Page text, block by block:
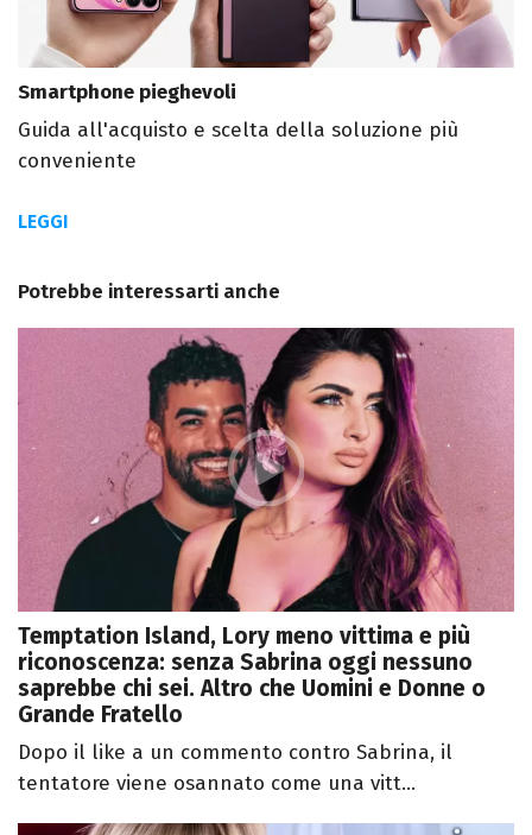
Smartphone pieghevoli
Guida all'acquisto e scelta della soluzione più
conveniente
LEGGI
Potrebbe interessarti anche
Temptation Island, Lory meno vittima e più
riconoscenza: senza Sabrina oggi nessuno
saprebbe chi sei. Altro che Uomini e Donne o
Grande Fratello
Dopo il like a un commento contro Sabrina, il
tentatore viene osannato come una vitt...